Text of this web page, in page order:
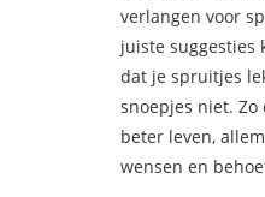
verlangen voor
juiste suggesties
dat je spruitjes
snoepjes niet. Zo
beter leven,
wensen en